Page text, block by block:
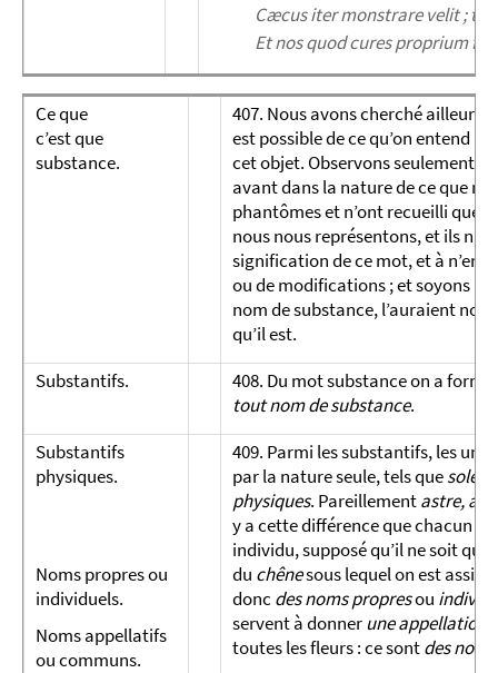
Cæcus iter monstrare velit ;
Et nos quod cures proprium
Ce que
c’est que
substance.
407. Nous avons cherché ailleurs
est possible de ce qu’on entend
cet objet. Observons seulement
avant dans la nature de ce que
phantômes et n’ont recueilli que
nous nous représentons, et ils
signification de ce mot, et à
ou de modifications ; et soyons
nom de substance, l’auraient
qu’il est.
Substantifs.
408. Du mot substance on a
tout nom de substance.
Substantifs
physiques.
Noms propres ou
individuels.
Noms appel­latifs
ou com­muns.
409. Parmi les substantifs, les
par la nature seule, tels quesoleil,
physiques. Pareillementastre,
y a cette différence que chacun
individu, supposé qu’il ne soit
du chênesous lequel on est assis
donc des noms propresou
servent à donnerune appellation
toutes les fleurs : ce sontdes